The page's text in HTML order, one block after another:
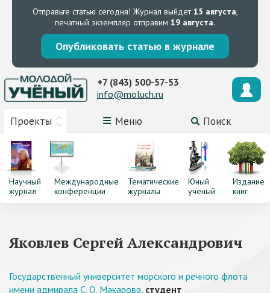
Отправьте статью сегодня! Журнал выйдет15 августа,
печатный экземпляр отправим 19 августа.
Опубликовать статью в журнале
Проекты Меню Поиск
+7 (843) 500-57-53
info@moluch.ru
Научный
журнал
Международные
конференции
Тематические
журналы
Юный
ученый
Издание
книг
Яковлев Сергей Александрович
Государственный университет морского и речного флота
имени адмирала С. О. Макарова, студент